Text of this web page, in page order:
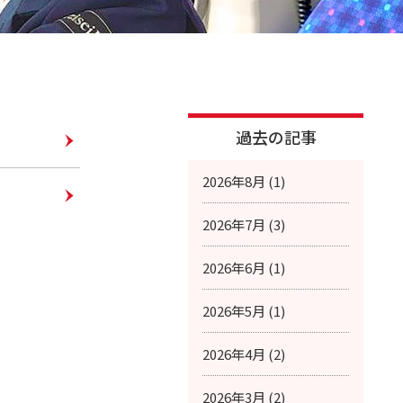
過去の記事
2026年8月 (1)
2026年7月 (3)
2026年6月 (1)
2026年5月 (1)
2026年4月 (2)
2026年3月 (2)